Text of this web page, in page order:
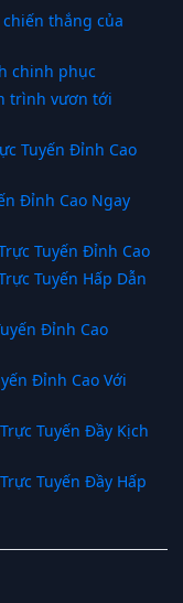
thắng của
chinh phục
trình vươn tới
Tuyến Đỉnh Cao
Đỉnh Cao Ngay
Tuyến Đỉnh Cao
Tuyến Hấp Dẫn
Đỉnh Cao
Đỉnh Cao Với
Tuyến Đầy Kịch
Tuyến Đầy Hấp